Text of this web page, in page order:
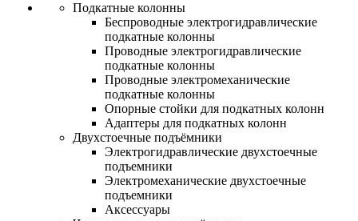
Подкатные колонны
Беспроводные электрогидравлические
подкатные колонны
Проводные электрогидравлические
подкатные колонны
Проводные электромеханические
подкатные колонны
Опорные стойки для подкатных колонн
Адаптеры для подкатных колонн
Двухстоечные подъёмники
Электрогидравлические двухстоечные
подъемники
Электромеханические двухстоечные
подъемники
Аксессуары